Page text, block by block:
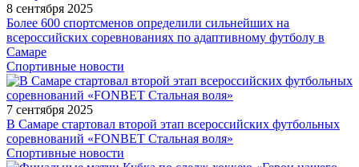
8 сентября 2025
Более 600 спортсменов определили сильнейших на
всероссийских соревнованиях по адаптивному футболу в
Самаре
Спортивные новости
7 сентября 2025
В Самаре стартовал второй этап всероссийских футбольных
соревнований «FONBET Стальная воля»
Спортивные новости